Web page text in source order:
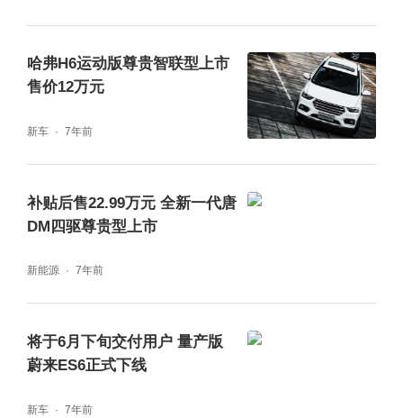
哈弗H6运动版尊贵智联型上市
售价12万元
新车 7年前
补贴后售22.99万元 全新一代唐
DM四驱尊贵型上市
新能源 7年前
将于6月下旬交付用户 量产版
蔚来ES6正式下线
新车 7年前